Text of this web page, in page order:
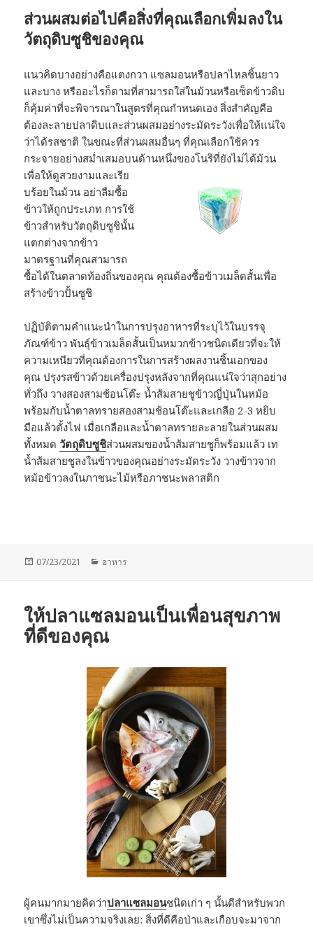
ส่วนผสมต่อไปคือสิ่งที่คุณเลือกเพิ่มลงใน
วัตถุดิบซูชิของคุณ
แนวคิดบางอย่างคือแตงกวา แซลมอนหรือปลาไหลชิ้นยาว
และบาง หรืออะไรก็ตามที่สามารถใส่ในม้วนหรือเซ็ตข้าวดิบ
ก็คุ้มค่าที่จะพิจารณาในสูตรที่คุณกำหนดเอง สิ่งสำคัญคือ
ต้องละลายปลาดิบและส่วนผสมอย่างระมัดระวังเพื่อให้แน่ใจ
ว่าได้รสชาติ ในขณะที่ส่วนผสมอื่นๆ ที่คุณเลือกใช้ควร
กระจายอย่างสม่ำเสมอบนด้านหนึ่งของโนริที่ยังไม่ได้ม้วน
เพื่อให้ดูสวยงามและเรีย
บร้อยในม้วน อย่าลืมซื้อ
ข้าวให้ถูกประเภท การใช้
ข้าวสำหรับวัตถุดิบซูชินั้น
แตกต่างจากข้าว
มาตรฐานที่คุณสามารถ
ซื้อได้ในตลาดท้องถิ่นของคุณ คุณต้องซื้อข้าวเมล็ดสั้นเพื่อ
สร้างข้าวปั้นซูชิ
ปฏิบัติตามคำแนะนำในการปรุงอาหารที่ระบุไว้ในบรรจุ
ภัณฑ์ข้าว พันธุ์ข้าวเมล็ดสั้นเป็นหมวกข้าวชนิดเดียวที่จะให้
ความเหนียวที่คุณต้องการในการสร้างผลงานชิ้นเอกของ
คุณ ปรุงรสข้าวด้วยเครื่องปรุงหลังจากที่คุณแน่ใจว่าสุกอย่าง
ทั่วถึง วางสองสามช้อนโต๊ะ น้ำส้มสายชูข้าวญี่ปุ่นในหม้อ
พร้อมกับน้ำตาลทรายสองสามช้อนโต๊ะและเกลือ 2-3 หยิบ
มือแล้วตั้งไฟ เมื่อเกลือและน้ำตาลทรายละลายในส่วนผสม
ทั้งหมดวัตถุดิบซูชิส่วนผสมของน้ำส้มสายชูก็พร้อมแล้ว เท
น้ำส้มสายชูลงในข้าวของคุณอย่างระมัดระวัง วางข้าวจาก
หม้อข้าวลงในภาชนะไม้หรือภาชนะพลาสติก
Posted
07/23/2021 Categories
อาหาร
ให้ปลาแซลมอนเป็นเพื่อนสุขภาพ
ที่ดีของคุณ
ผู้คนมากมายคิดว่าปลาแซลมอนชนิดเก่า ๆ นั้นดีสำหรับพวก
เขาซึ่งไม่เป็นความจริงเลย: สิ่งที่ดีคือป่าและเกือบจะมาจาก